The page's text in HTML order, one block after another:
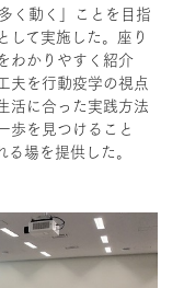
く動く」ことを目指
して実施した。座り
わかりやすく紹介
夫を行動疫学の視点
活に合った実践方法
歩を見つけること
場を提供した。